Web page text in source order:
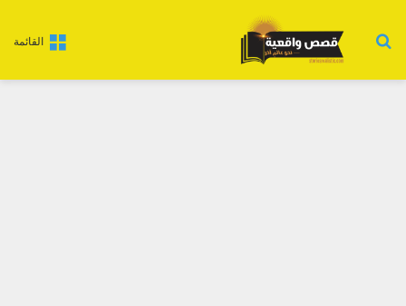
القائمة بحث عن